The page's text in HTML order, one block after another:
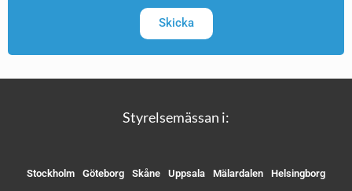
Skicka
Styrelsemässan i:
Stockholm Göteborg Skåne Uppsala Mälardalen Helsingborg